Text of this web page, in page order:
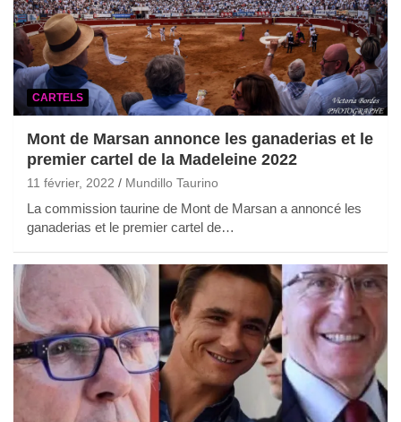
CARTELS
Mont de Marsan annonce les ganaderias et le
premier cartel de la Madeleine 2022
11 février, 2022 Mundillo Taurino
La commission taurine de Mont de Marsan a annoncé les
ganaderias et le premier cartel de…